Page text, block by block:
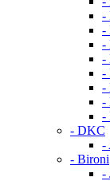
-
-
-
-
-
-
-
-
- DKC
-
- Bironi
-